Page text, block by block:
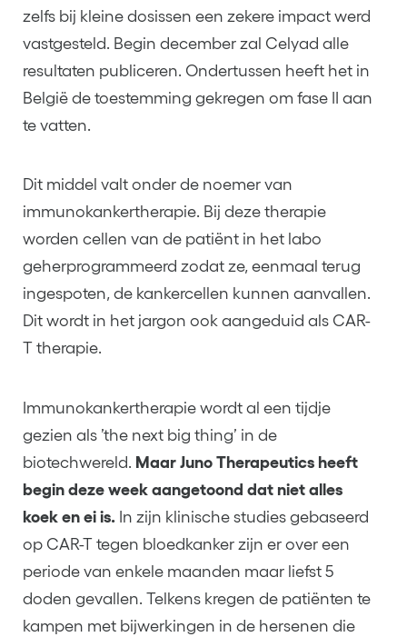
zelfs bij kleine dosissen een zekere impact werd
vastgesteld. Begin december zal Celyad alle
resultaten publiceren. Ondertussen heeft het in
België de toestemming gekregen om fase II aan
te vatten.
Dit middel valt onder de noemer van
immunokankertherapie. Bij deze therapie
worden cellen van de patiënt in het labo
geherprogrammeerd zodat ze, eenmaal terug
ingespoten, de kankercellen kunnen aanvallen.
Dit wordt in het jargon ook aangeduid als CAR-
T therapie.
Immunokankertherapie wordt al een tijdje
gezien als ’the next big thing’ in de
biotechwereld. Maar Juno Therapeutics heeft
begin deze week aangetoond dat niet alles
koek en ei is. In zijn klinische studies gebaseerd
op CAR-T tegen bloedkanker zijn er over een
periode van enkele maanden maar liefst 5
doden gevallen. Telkens kregen de patiënten te
kampen met bijwerkingen in de hersenen die